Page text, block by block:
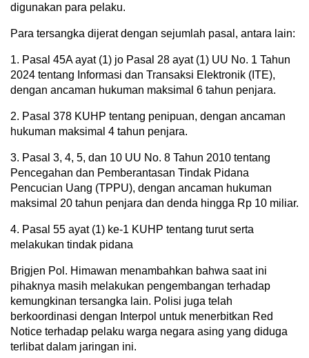
digunakan para pelaku.
Para tersangka dijerat dengan sejumlah pasal, antara lain:
1. Pasal 45A ayat (1) jo Pasal 28 ayat (1) UU No. 1 Tahun
2024 tentang Informasi dan Transaksi Elektronik (ITE),
dengan ancaman hukuman maksimal 6 tahun penjara.
2. Pasal 378 KUHP tentang penipuan, dengan ancaman
hukuman maksimal 4 tahun penjara.
3. Pasal 3, 4, 5, dan 10 UU No. 8 Tahun 2010 tentang
Pencegahan dan Pemberantasan Tindak Pidana
Pencucian Uang (TPPU), dengan ancaman hukuman
maksimal 20 tahun penjara dan denda hingga Rp 10 miliar.
4. Pasal 55 ayat (1) ke-1 KUHP tentang turut serta
melakukan tindak pidana
Brigjen Pol. Himawan menambahkan bahwa saat ini
pihaknya masih melakukan pengembangan terhadap
kemungkinan tersangka lain. Polisi juga telah
berkoordinasi dengan Interpol untuk menerbitkan Red
Notice terhadap pelaku warga negara asing yang diduga
terlibat dalam jaringan ini.